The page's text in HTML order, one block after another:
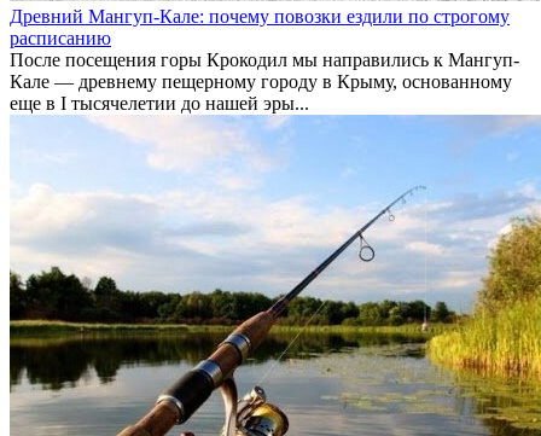
Древний Мангуп-Кале: почему повозки ездили по строгому
расписанию
После посещения горы Крокодил мы направились к Мангуп-
Кале — древнему пещерному городу в Крыму, основанному
еще в I тысячелетии до нашей эры...